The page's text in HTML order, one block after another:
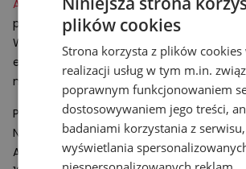
ABZORB
– rozwiązanie wspomagające
podeszwy obuwia.
Wykonany z polimeru komponent
energię powstającą podczas uderzeń o
nawierzchnie.
Podmiot odpowiedzialny:
New Balance Europe BV
A-Factorij, Pilotenstraat 35 – 45
plików cookies
Strona korzysta z plików cookies
realizacji usług w tym m.in.
poprawnym funkcjonowaniem
dostosowywaniem jego treści,
badaniami korzystania z
wyświetlania